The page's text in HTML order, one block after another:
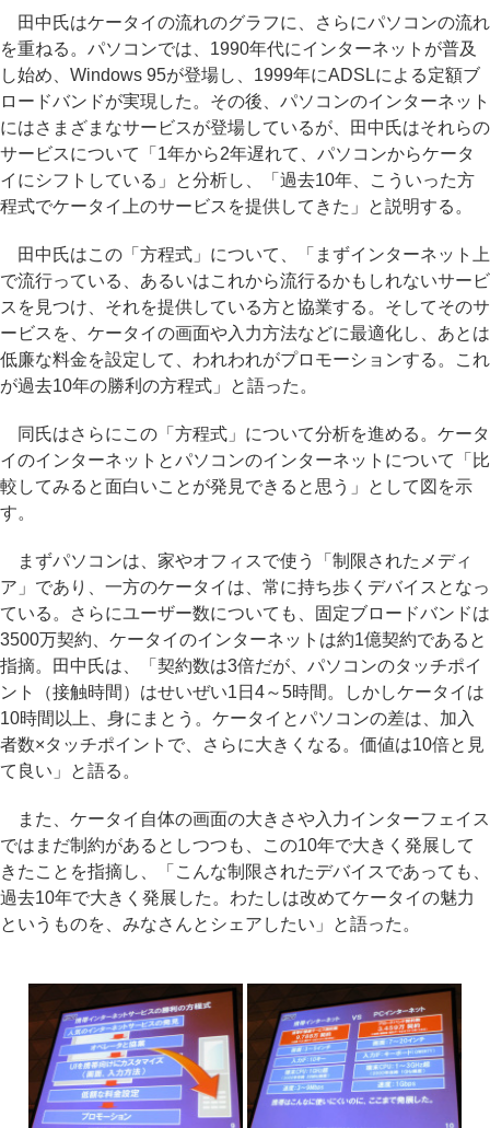
田中氏はケータイの流れのグラフに、さらにパソコンの流れ
を重ねる。パソコンでは、1990年代にインターネットが普及
し始め、Windows 95が登場し、1999年にADSLによる定額ブ
ロードバンドが実現した。その後、パソコンのインターネット
にはさまざまなサービスが登場しているが、田中氏はそれらの
サービスについて「1年から2年遅れて、パソコンからケータ
イにシフトしている」と分析し、「過去10年、こういった方
程式でケータイ上のサービスを提供してきた」と説明する。
田中氏はこの「方程式」について、「まずインターネット上
で流行っている、あるいはこれから流行るかもしれないサービ
スを見つけ、それを提供している方と協業する。そしてそのサ
ービスを、ケータイの画面や入力方法などに最適化し、あとは
低廉な料金を設定して、われわれがプロモーションする。これ
が過去10年の勝利の方程式」と語った。
同氏はさらにこの「方程式」について分析を進める。ケータ
イのインターネットとパソコンのインターネットについて「比
較してみると面白いことが発見できると思う」として図を示
す。
まずパソコンは、家やオフィスで使う「制限されたメディ
ア」であり、一方のケータイは、常に持ち歩くデバイスとなっ
ている。さらにユーザー数についても、固定ブロードバンドは
3500万契約、ケータイのインターネットは約1億契約であると
指摘。田中氏は、「契約数は3倍だが、パソコンのタッチポイ
ント（接触時間）はせいぜい1日4～5時間。しかしケータイは
10時間以上、身にまとう。ケータイとパソコンの差は、加入
者数×タッチポイントで、さらに大きくなる。価値は10倍と見
て良い」と語る。
また、ケータイ自体の画面の大きさや入力インターフェイス
ではまだ制約があるとしつつも、この10年で大きく発展して
きたことを指摘し、「こんな制限されたデバイスであっても、
過去10年で大きく発展した。わたしは改めてケータイの魅力
というものを、みなさんとシェアしたい」と語った。